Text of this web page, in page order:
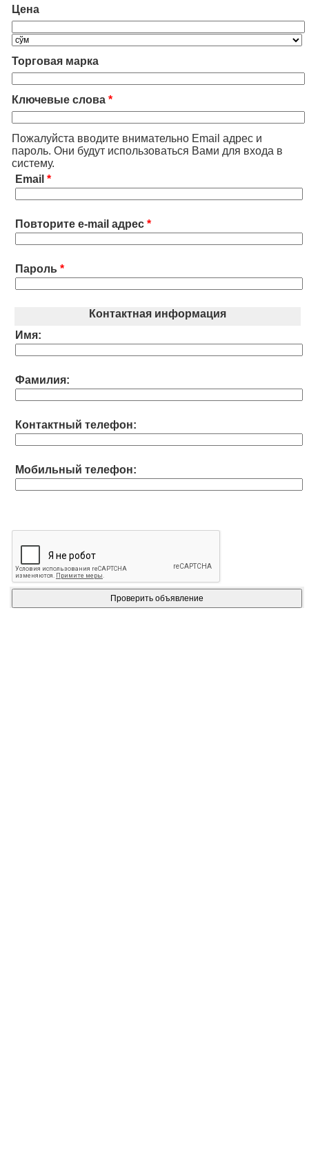
Цена
Торговая марка
Ключевые слова *
Пожалуйста вводите внимательно Email адрес и
пароль. Они будут использоваться Вами для входа в
систему.
Email *
Повторите e-mail адрес *
Пароль *
Контактная информация
Имя:
Фамилия:
Контактный телефон:
Мобильный телефон: